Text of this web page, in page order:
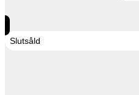
Slutsåld